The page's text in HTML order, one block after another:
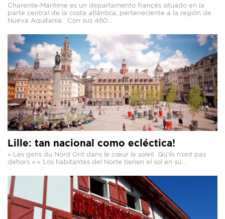
Charente-Maritime es un departamento francés situado en la
parte central de la costa atlántica, perteneciente a la región de
Nueva Aquitania. Con sus 460...
Lille: tan nacional como ecléctica!
« Les gens du Nord Ont dans le cœur le soleil Qu’ils n’ont pas
dehors » « Los habitantes del Norte tienen el sol en su...